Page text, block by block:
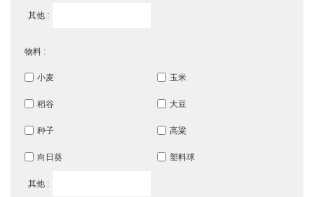
其他 :
物料 :
小麦 玉米
稻谷 大豆
种子 高粱
向日葵 塑料球
其他 :